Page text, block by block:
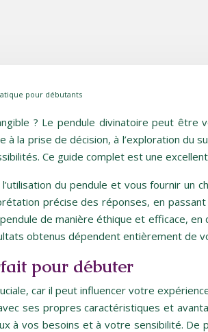
pour débutants
? Le pendule divinatoire peut être
à la prise de décision, à l’exploration du
Ce guide complet est une
du pendule et vous fournir
précise des réponses, en
de manière éthique et efficace,
obtenus dépendent entièrement de
pour débuter
car il peut influencer votre
ses propres caractéristiques et
à vos besoins et à votre sensibilité.